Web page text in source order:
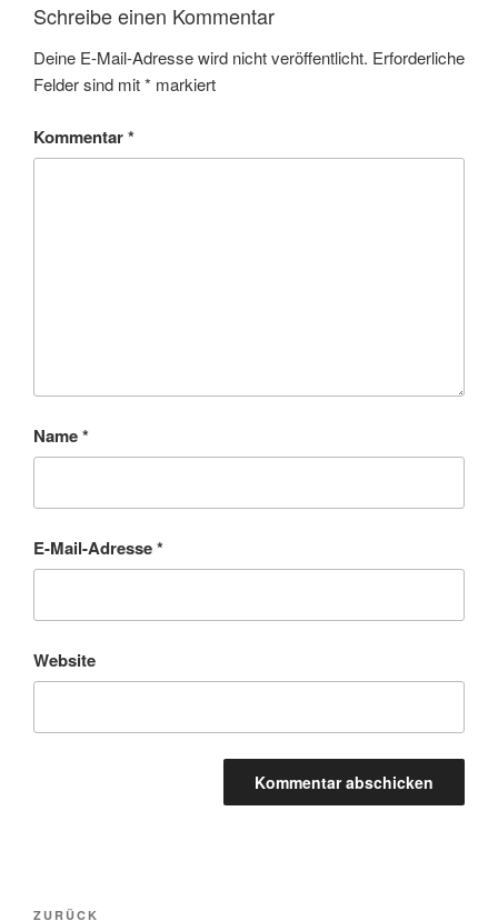
Schreibe einen Kommentar
Deine E-Mail-Adresse wird nicht veröffentlicht. Erforderliche
Felder sind mit* markiert
Kommentar*
Name*
E-Mail-Adresse*
Website
Beitragsnavigation
ZURÜCK